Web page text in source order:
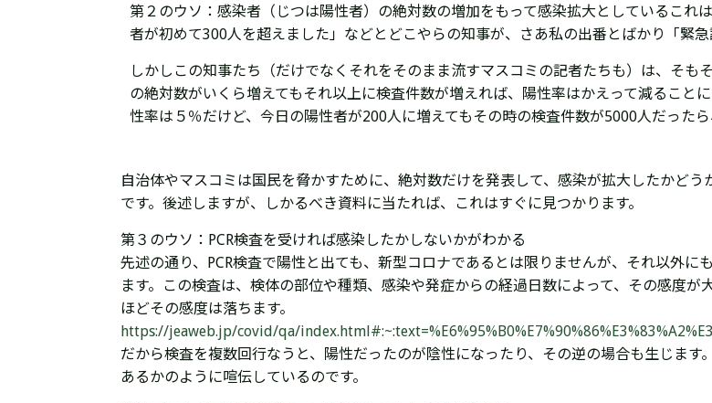
第２のウソ：感染者（じつは陽性者）の絶対数の増加をもって感染拡大としている これ
者が初めて300人を超えました」などとどこやらの知事が、さあ私の出番とばかり「緊急
しかしこの知事たち（だけでなくそれをそのまま流すマスコミの記者たちも）は、そも
の絶対数がいくら増えてもそれ以上に検査件数が増えれば、
陽性率はかえって減ること
性率は５％だけど、今日の陽性者が200人に増えてもその時の検査件数が5000人だったら
自治体やマスコミは国民を脅かすために、絶対数だけを発表して、感染が拡大したかど
です。後述しますが、しかるべき資料に当たれば、これはすぐに見つかります。
第３のウソ：PCR検査を受ければ感染したかしないかがわかる
先述の通り、PCR検査で陽性と出ても、新型コロナであるとは限りませんが、それ以外に
ます。この検査は、検体の部位や種類、感染や発症からの経過日数によって、その感度が
ほどその感度は落ちます。
https://jeaweb.jp/covid/qa/
だから検査を複数回行なうと、陽性だったのが陰性になったり、その逆の場合も生じます
あるかのように喧伝しているのです。